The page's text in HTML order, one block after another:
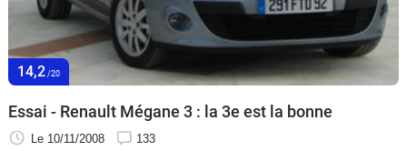
14,2 /20
Essai - Renault Mégane 3 : la 3e est la bonne
Le 10/11/2008 133